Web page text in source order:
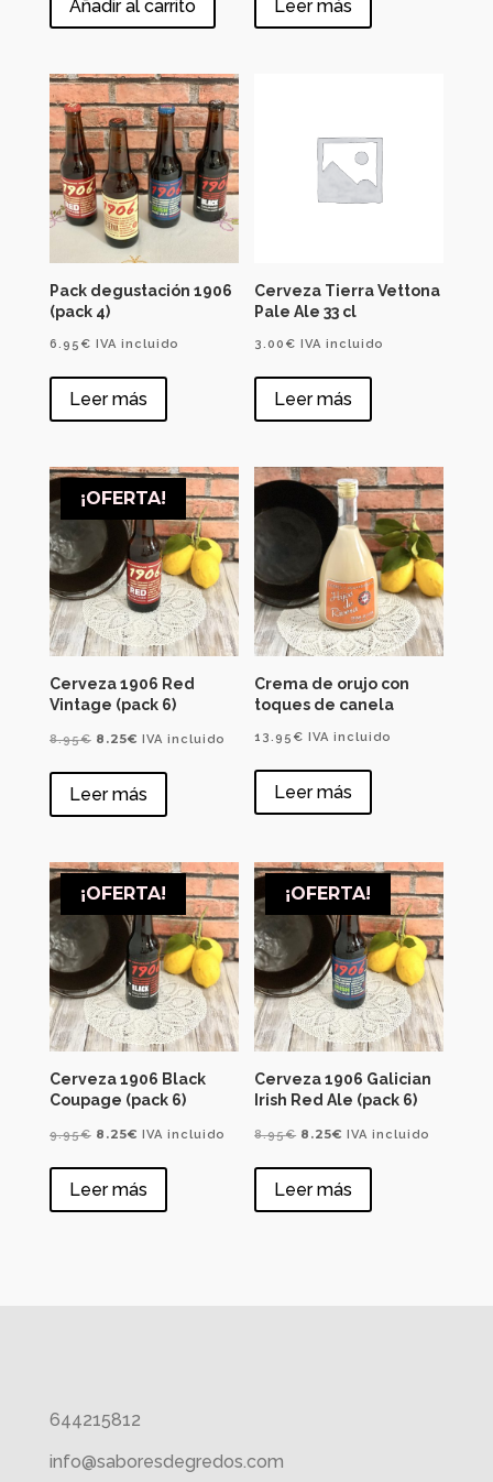
originalactual
Añadir al carrito
originalactual
Leer más
Pack degustación 1906
(pack 4)
6.95 € IVA incluido
Leer más
Cerveza Tierra Vettona
Pale Ale 33 cl
3.00 € IVA incluido
Leer más
¡OFERTA!
Cerveza 1906 Red
Vintage (pack 6)
8.95€ El
original
8.25€El
actual
IVA incluido
Leer más
Crema de orujo con
toques de canela
13.95 € IVA incluido
Leer más
¡OFERTA!
Cerveza 1906 Black
Coupage (pack 6)
9.95€ El
original
era:
8.25€El
actual
es:
IVA incluido
Leer más
¡OFERTA!
Cerveza 1906 Galician
Irish Red Ale (pack 6)
8.95€ El
original
era:
8.25€ El
actual
es:
IVA incluido
Leer más
644215812
info@saboresdegredos.com